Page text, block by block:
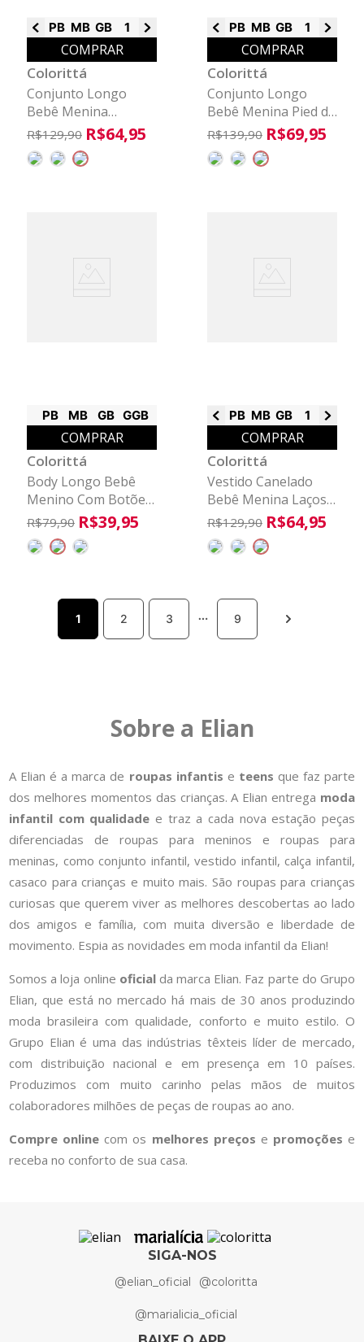
PB MB GB 1 2
COMPRAR
Colorittá
Conjunto Longo
Bebê Menina
Bordado Flor
Colorittá Preto
R$129,90 R$64,95
PB MB GB 1 2
COMPRAR
Colorittá
Conjunto Longo
Bebê Menina Pied de
Poule Colorittá Rosa
R$139,90 R$69,95
PB MB GB GGB
COMPRAR
Colorittá
Body Longo Bebê
Menino Com Botões
Colorittá Marrom
R$79,90 R$39,95
PB MB GB 1 2
COMPRAR
Colorittá
Vestido Canelado
Bebê Menina Laços
Colorittá Verde
R$129,90 R$64,95
1 2 3 9
Sobre a Elian
A Elian é a marca de roupas infantis e teens que faz parte
dos melhores momentos das crianças. A Elian entrega moda
infantil com qualidade e traz a cada nova estação peças
diferenciadas de roupas para meninos e roupas para
meninas, como conjunto infantil, vestido infantil, calça infantil,
casaco para crianças e muito mais. São roupas para crianças
curiosas que querem viver as melhores descobertas ao lado
dos amigos e família, com muita diversão e liberdade de
movimento. Espia as novidades em moda infantil da Elian!
Somos a loja online oficialda marca Elian. Faz parte do Grupo
Elian, que está no mercado há mais de 30 anos produzindo
moda brasileira com qualidade, conforto e muito estilo. O
Grupo Elian é uma das indústrias têxteis líder de mercado,
com distribuição nacional e em presença em 10 países.
Produzimos com muito carinho pelas mãos de muitos
colaboradores milhões de peças de roupas ao ano.
Compre online com os melhores preços e promoções e
receba no conforto de sua casa.
SIGA-NOS
@elian_oficial @coloritta
@marialicia_oficial